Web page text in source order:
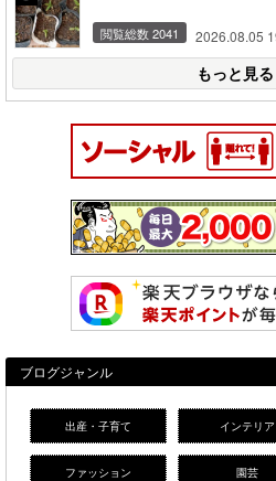
閲覧総数 2041 2026.08.05
もっと見る
ブログジャンル
出産・子育て インテリア
ファッション 園芸